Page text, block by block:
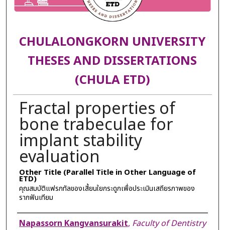
CHULALONGKORN UNIVERSITY
THESES AND DISSERTATIONS
(CHULA ETD)
Fractal properties of
bone trabeculae for
implant stability
evaluation
Other Title (Parallel Title in Other Language of
ETD)
คุณสมบัติแฟรกทัลของเสี้ยนใยกระดูกเพื่อประเมินเสถียรภาพของ
รากฟันเทียม
Author
Napassorn Kangvansurakit, Faculty of Dentistry